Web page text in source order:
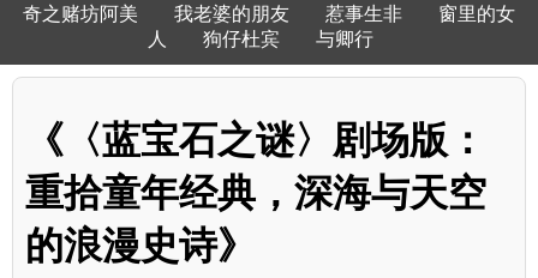
奇之赌坊阿美
我老婆的朋友 惹事生非
窗里的女
人
狗仔杜宾 与卿行
《〈蓝宝石之谜〉剧场版：
重拾童年经典，深海与天空
的浪漫史诗》